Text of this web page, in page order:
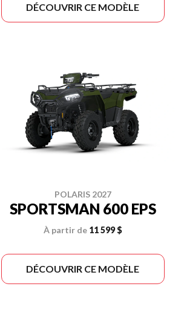
DÉCOUVRIR CE MODÈLE
POLARIS 2027
SPORTSMAN 600 EPS
À partir de 11 599 $
DÉCOUVRIR CE MODÈLE